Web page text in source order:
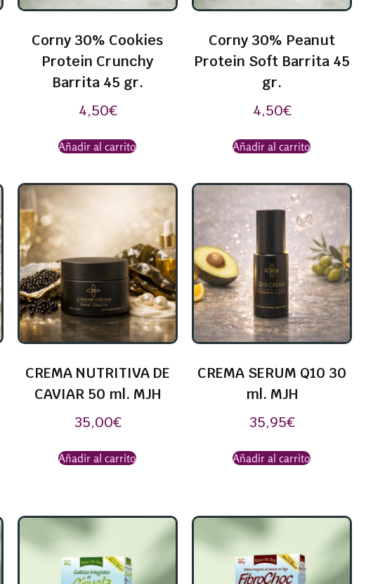
Corny 30% Cookies
Protein Crunchy
Barrita 45 gr.
4,50€
Añadir al carrito
Corny 30% Peanut
Protein Soft Barrita 45
gr.
4,50€
Añadir al carrito
CREMA NUTRITIVA DE
CAVIAR 50 ml. MJH
35,00€
Añadir al carrito
CREMA SERUM Q10 30
ml. MJH
35,95€
Añadir al carrito